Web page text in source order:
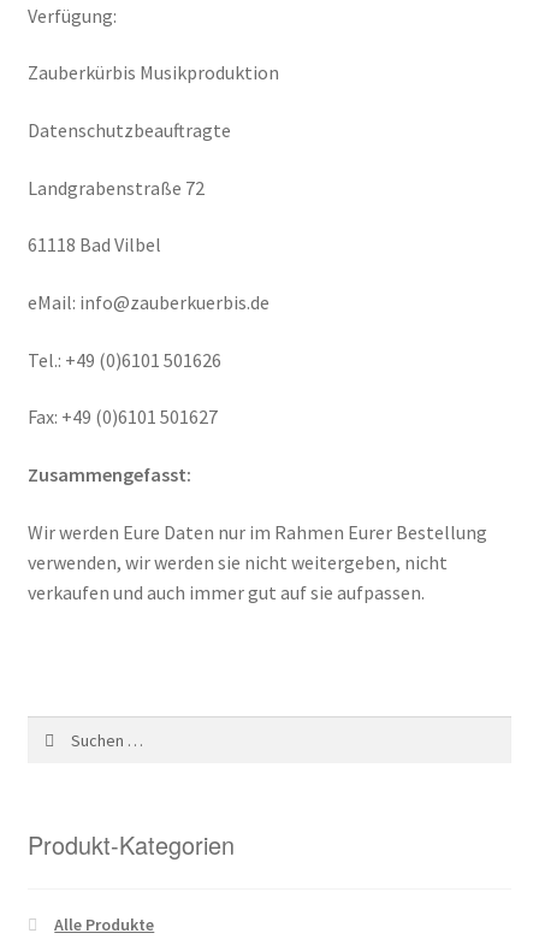
Verfügung:
Zauberkürbis Musikproduktion
Datenschutzbeauftragte
Landgrabenstraße 72
61118 Bad Vilbel
eMail: info@zauberkuerbis.de
Tel.: +49 (0)6101 501626
Fax: +49 (0)6101 501627
Zusammengefasst:
Wir werden Eure Daten nur im Rahmen Eurer Bestellung
verwenden, wir werden sie nicht weitergeben, nicht
verkaufen und auch immer gut auf sie aufpassen.
Produkt-Kategorien
Alle Produkte